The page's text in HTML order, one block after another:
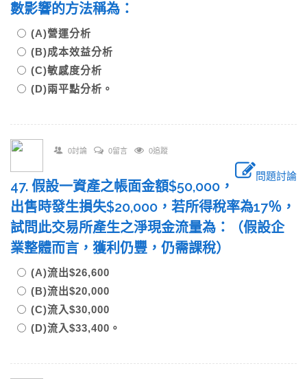
數影響的方法稱為：
(A)營運分析
(B)成本效益分析
(C)敏感度分析
(D)兩平點分析。
0討論 0留言 0追蹤
問題討論
47. 假設一資產之帳面金額$50,000，
出售時發生損失$20,000，若所得稅率為17％，
試問此交易所產生之淨現金流量為：（假設企
業整體而言，獲利仍豐，仍需課稅）
(A)流出$26,600
(B)流出$20,000
(C)流入$30,000
(D)流入$33,400。